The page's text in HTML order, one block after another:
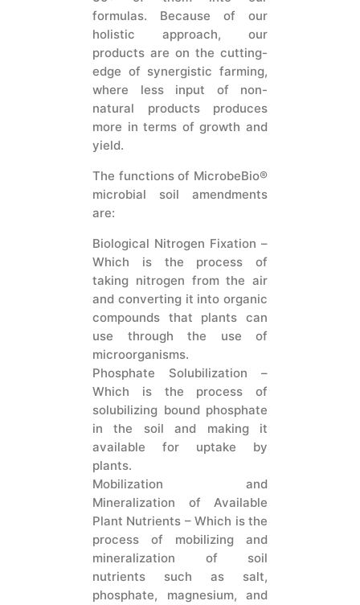
formulas. Because of our
holistic approach, our
products are on the cutting-
edge of synergistic farming,
where less input of non-
natural products produces
more in terms of growth and
yield.
The functions of MicrobeBio®
microbial soil amendments
are:
Biological Nitrogen Fixation –
Which is the process of
taking nitrogen from the air
and converting it into organic
compounds that plants can
use through the use of
microorganisms.
Phosphate Solubilization –
Which is the process of
solubilizing bound phosphate
in the soil and making it
available for uptake by
plants.
Mobilization and
Mineralization of Available
Plant Nutrients – Which is the
process of mobilizing and
mineralization of soil
nutrients such as salt,
phosphate, magnesium, and